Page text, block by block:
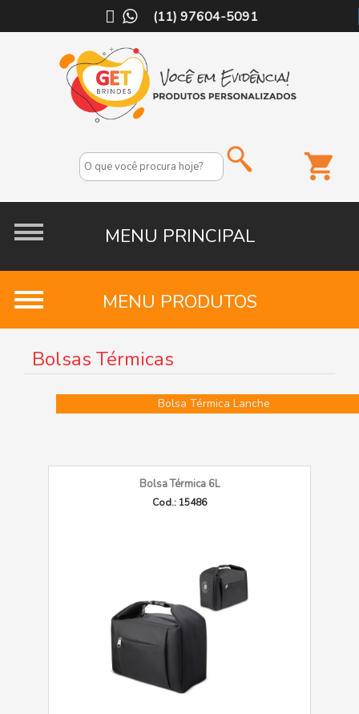
(11) 97604-5091
Bolsas Térmicas
Bolsa Térmica Lanche
Bolsa Térmica 6L
Cod.: 15486